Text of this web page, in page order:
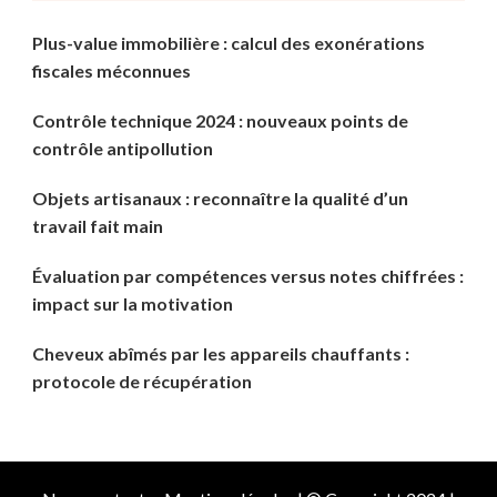
Plus-value immobilière : calcul des exonérations
fiscales méconnues
Contrôle technique 2024 : nouveaux points de
contrôle antipollution
Objets artisanaux : reconnaître la qualité d’un
travail fait main
Évaluation par compétences versus notes chiffrées :
impact sur la motivation
Cheveux abîmés par les appareils chauffants :
protocole de récupération